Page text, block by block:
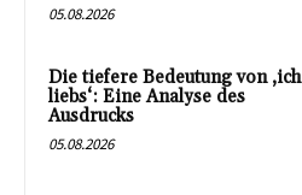
05.08.2026
Die tiefere Bedeutung von ‚ich
liebs‘: Eine Analyse des
Ausdrucks
05.08.2026